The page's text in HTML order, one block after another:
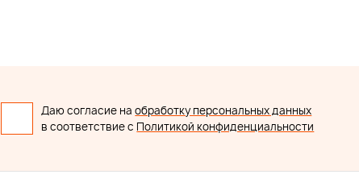
Даю согласие наобработку персональных данных
в соответствие с Политикой конфиденциальности